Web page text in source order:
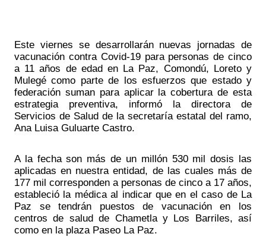
Este viernes se desarrollarán nuevas jornadas de
vacunación contra Covid-19 para personas de cinco
a 11 años de edad en La Paz, Comondú, Loreto y
Mulegé como parte de los esfuerzos que estado y
federación suman para aplicar la cobertura de esta
estrategia preventiva, informó la directora de
Servicios de Salud de la secretaría estatal del ramo,
Ana Luisa Guluarte Castro.
A la fecha son más de un millón 530 mil dosis las
aplicadas en nuestra entidad, de las cuales más de
177 mil corresponden a personas de cinco a 17 años,
estableció la médica al indicar que en el caso de La
Paz se tendrán puestos de vacunación en los
centros de salud de Chametla y Los Barriles, así
como en la plaza Paseo La Paz.